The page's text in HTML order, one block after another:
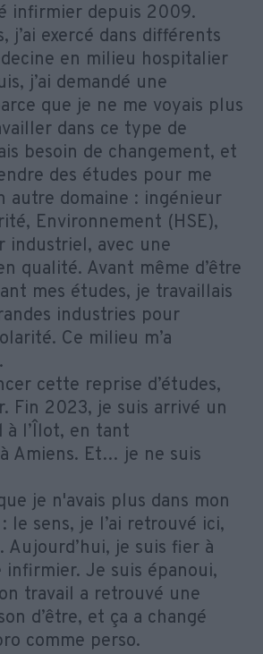
infirmier depuis 2009.
j’ai exercé dans différents
en milieu hospitalier
j’ai demandé une
que je ne me voyais plus
dans ce type de
besoin de changement, et
des études pour me
autre domaine : ingénieur
Environnement (HSE),
industriel, avec une
qualité. Avant même d’être
mes études, je travaillais
industries pour
Ce milieu m’a
cette reprise d’études,
Fin 2023, je suis arrivé un
à l’Îlot, en tant
Amiens. Et… je ne suis
je n'avais plus dans mon
le sens, je l’ai retrouvé ici,
je suis fier à
infirmier. Je suis épanoui,
travail a retrouvé une
d’être, et ça a changé
comme perso.